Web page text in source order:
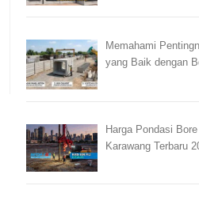
Memahami
yang Baik dengan
Harga Pondasi
Karawang Terbaru